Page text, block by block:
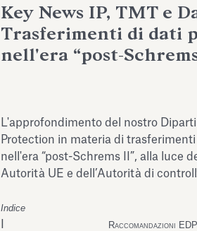
Key News IP, TMT e
Trasferimenti di dati
nell'era “post-
L'approfondimento del nostro
Protection in materia di
nell'era “post-Schrems II”, alla luce
Autorità UE e dell’Autorità di
Indice
Raccomandazioni